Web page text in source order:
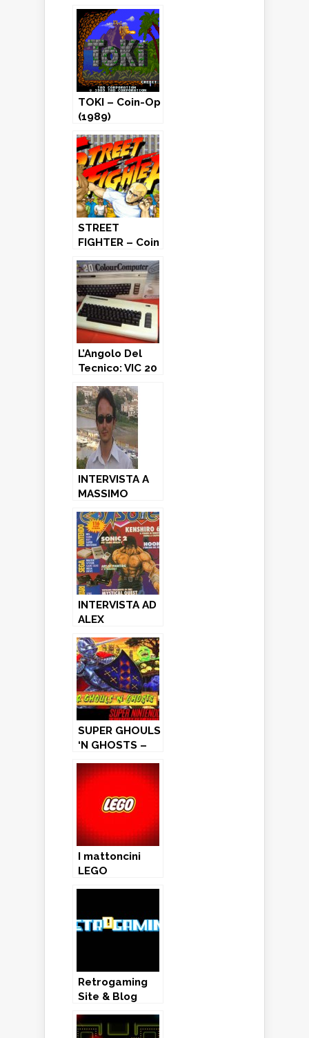
TOKI – Coin-Op
(1989)
STREET
FIGHTER – Coin
L’Angolo Del
Tecnico: VIC 20
INTERVISTA A
MASSIMO
dalla
demoscene al
MAMEcab!
INTERVISTA AD
ALEX
storico
Caporedattore
di
ConsoleMania…
SUPER GHOULS
‘N GHOSTS –
Nintendo
(1992)
I mattoncini
LEGO
Retrogaming
Site & Blog